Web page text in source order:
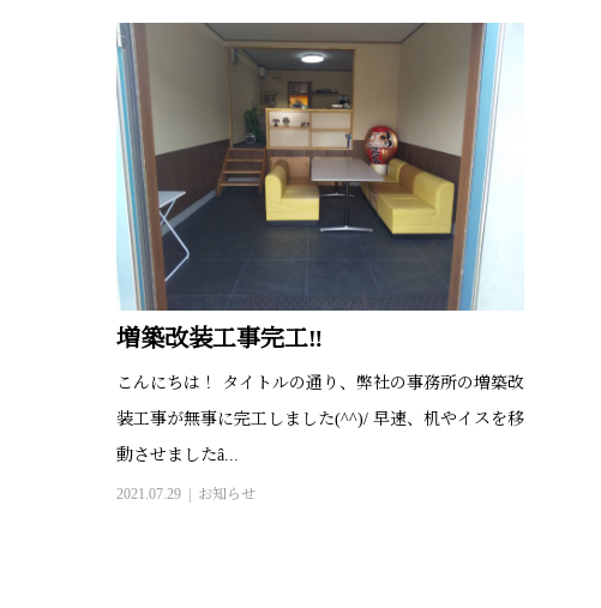
増築改装工事完工‼
こんにちは！ タイトルの通り、弊社の事務所の増築改
装工事が無事に完工しました(^^)/ 早速、机やイスを移
動させましたȃ...
2021.07.29 お知らせ